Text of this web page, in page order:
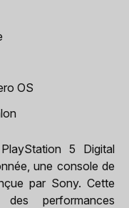
OS
5 Digital
une console de
par Sony. Cette
performances